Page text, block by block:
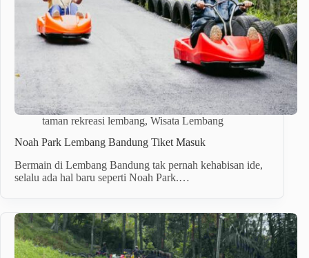
taman rekreasi lembang, Wisata Lembang
Noah Park Lembang Bandung Tiket Masuk
Bermain di Lembang Bandung tak pernah kehabisan ide,
selalu ada hal baru seperti Noah Park.…